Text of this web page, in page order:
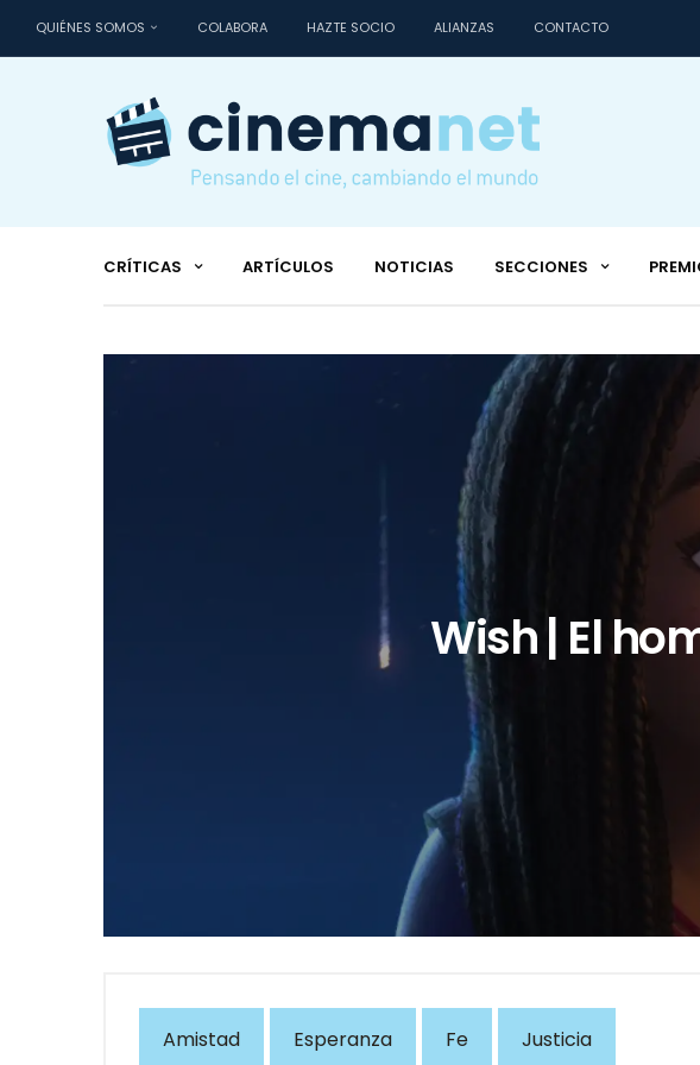
QUIÉNES SOMOS COLABORA HAZTE SOCIO ALIANZAS CONTACTO
CRÍTICAS ARTÍCULOS NOTICIAS SECCIONES
Wish | El
Amistad Esperanza Fe Justicia